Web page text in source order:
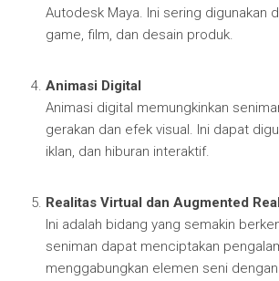
Autodesk Maya. Ini sering digunakan
game, film, dan desain produk.
Animasi Digital
Animasi digital memungkinkan
gerakan dan efek visual. Ini dapat
iklan, dan hiburan interaktif.
Realitas Virtual dan Augmented
Ini adalah bidang yang semakin
seniman dapat menciptakan
menggabungkan elemen seni